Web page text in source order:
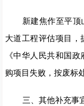
新建焦作至平顶
大道工程评估项目，
《中华人民共和国
购项目失败，按废标
三、其他补充事